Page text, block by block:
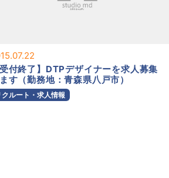
付終了】DTPデザイナーを求人募集
す（勤務地：青森県八戸市）
クルート・求人情報